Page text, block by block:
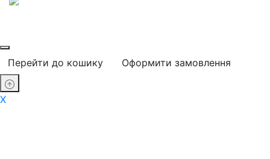
Перейти до кошику Оформити замовлення
X